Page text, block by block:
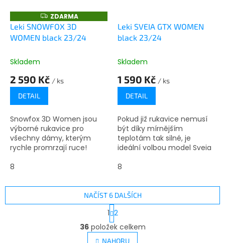
Z
D
A
R
ZDARMA
Leki SNOWFOX 3D
WOMEN black 23/24
Skladem
2 590 Kč / ks
DETAIL
Snowfox 3D Women jsou
výborné rukavice pro
všechny dámy, kterým
rychle promrzají ruce!
8
Leki SVEIA GTX WOMEN
black 23/24
Skladem
1 590 Kč / ks
DETAIL
Pokud již rukavice nemusí
být díky mírnějším
teplotám tak silné, je
ideální volbou model Sveia
8
O
v
NAČÍST 6 DALŠÍCH
S
t
r
á
1 2
36položek celkem
NAHORU